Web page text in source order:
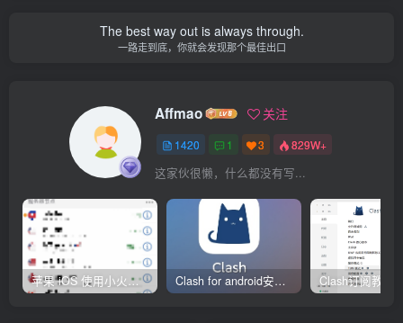
The best way out is always through.
一路走到底，你就会发现那个最佳出口
Affmao 关注
1420 1 3 829W+
这家伙很懒，什么都没有写...
苹果 iOS 使用小火箭(shadowrocket)新手教程 Clash for android安卓客户端保姆级新手使用教程